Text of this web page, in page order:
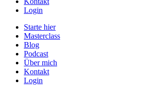
Login
Starte hier
Masterclass
Blog
Podcast
Über mich
Kontakt
Login